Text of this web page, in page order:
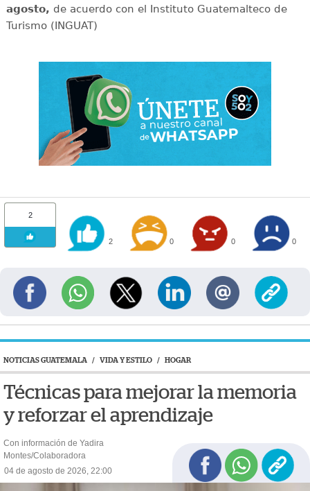
agosto, de acuerdo con el Instituto Guatemalteco de
Turismo (INGUAT)
2
2 0 0 0
NOTICIAS GUATEMALA / VIDA Y ESTILO / HOGAR
Técnicas para mejorar la memoria
y reforzar el aprendizaje
Con información de Yadira
Montes/Colaboradora
04 de agosto de 2026, 22:00